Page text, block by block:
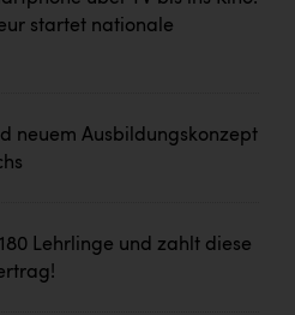
startet nationale
neuem Ausbildungskonzept
Lehrlinge und zahlt diese